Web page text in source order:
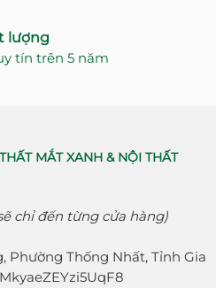
lượng
tín trên 5 năm
MẮT XANH & NỘI THẤT
chỉ đến từng cửa hàng)
Phường Thống Nhất, Tỉnh Gia